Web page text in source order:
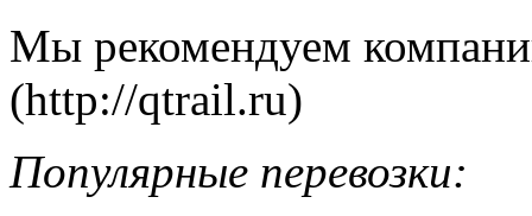
Мы рекомендуем
(http://qtrail.ru)
Популярные перевозки: